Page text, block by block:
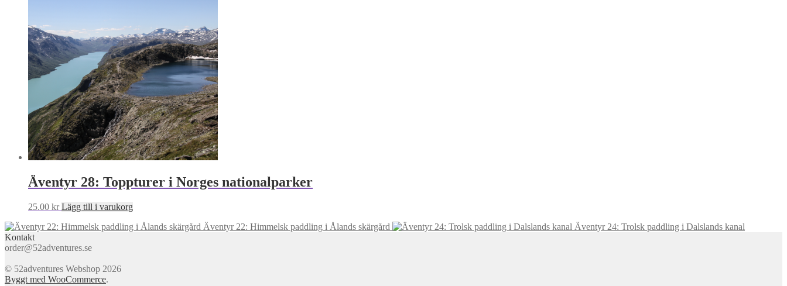
Äventyr 28: Toppturer i Norges nationalparker
25.00 kr Lägg till i varukorg
Äventyr 22: Himmelsk paddling i Ålands skärgård
Äventyr 24: Trolsk paddling i Dalslands kanal
Kontakt
order@52adventures.se
© 52adventures Webshop 2026
Byggt med WooCommerce.